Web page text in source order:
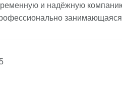
и надёжную
5